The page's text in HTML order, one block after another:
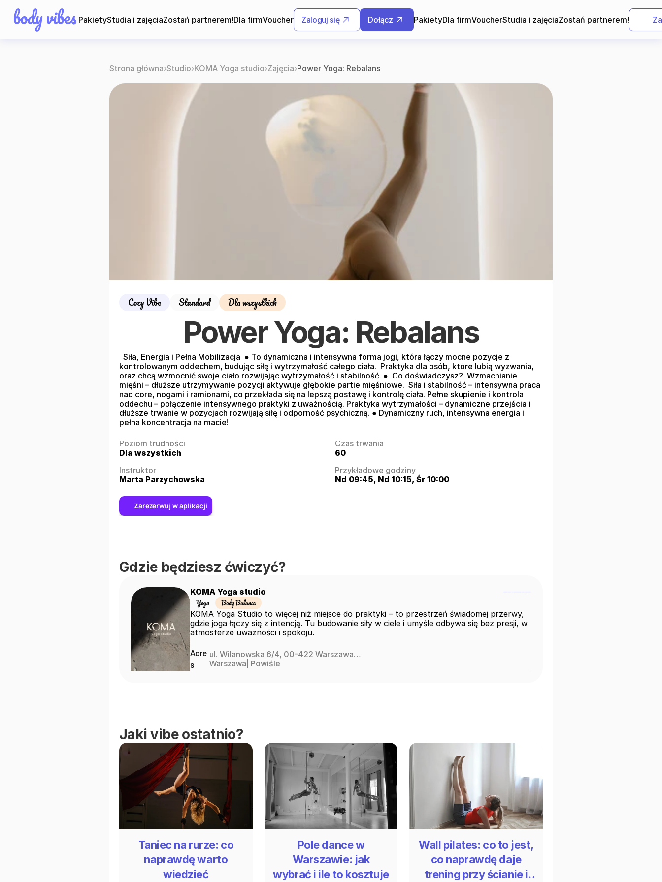
PakietyStudia i zajęciaZostań partnerem!Dla firmVoucher Zaloguj się Dołącz PakietyDla firmVoucherStudia i zajęciaZostań partnerem!
Strona główna›Studio›KOMA Yoga studio›Zajęcia›Power Yoga: Rebalans
Cozy Vibe Standard Dla wszystkich
Power Yoga: Rebalans
Siła, Energia i Pełna Mobilizacja  ● To dynamiczna i intensywna forma jogi, która łączy mocne pozycje z
kontrolowanym oddechem, budując siłę i wytrzymałość całego ciała.  Praktyka dla osób, które lubią wyzwania,
oraz chcą wzmocnić swoje ciało rozwijając wytrzymałość i stabilność. ●  Co doświadczysz?  Wzmacnianie
mięśni – dłuższe utrzymywanie pozycji aktywuje głębokie partie mięśniowe.  Siła i stabilność – intensywna praca
nad core, nogami i ramionami, co przekłada się na lepszą postawę i kontrolę ciała. Pełne skupienie i kontrola
oddechu – połączenie intensywnego praktyki z uważnością. Praktyka wytrzymałości – dynamiczne przejścia i
dłuższe trwanie w pozycjach rozwijają siłę i odporność psychiczną. ● Dynamiczny ruch, intensywna energia i
pełna koncentracja na macie!
Poziom trudności
Dla wszystkich
Czas trwania
60
Instruktor
Marta Parzychowska
Przykładowe godziny
Nd 09:45, Nd 10:15, Śr 10:00
Zarezerwuj w aplikacji
Gdzie będziesz ćwiczyć?
KOMA Yoga studio
Yoga Body Balance
KOMA Yoga Studio to więcej niż miejsce do praktyki – to przestrzeń świadomej przerwy,
gdzie joga łączy się z intencją. Tu budowanie siły w ciele i umyśle odbywa się bez presji, w
atmosferze uważności i spokoju.
Adre
s
ul. Wilanowska 6/4, 00-422 Warszawa
Warszawa Powiśle
Jaki vibe ostatnio?
Taniec na rurze: co
naprawdę warto
wiedzieć
Pole dance w
Warszawie: jak
wybrać i ile to kosztuje
Wall pilates: co to jest,
co naprawdę daje
trening przy ścianie i